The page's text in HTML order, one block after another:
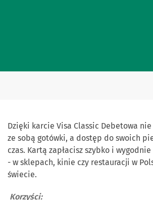
Dzięki karcie Visa Classic Debetowa
ze sobą gotówki, a dostęp do swoich
czas. Kartą zapłacisz szybko i
- w sklepach, kinie czy restauracji w
świecie.
Korzyści: